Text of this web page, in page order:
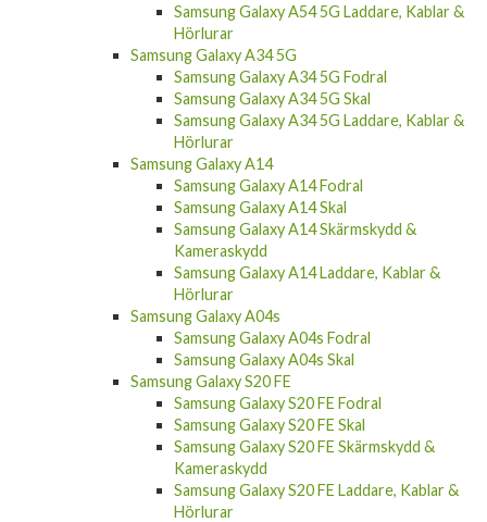
Hörlurar
Samsung Galaxy A34 5G
Samsung Galaxy A34 5G Fodral
Samsung Galaxy A34 5G Skal
Samsung Galaxy A34 5G Laddare, Kablar &
Hörlurar
Samsung Galaxy A14
Samsung Galaxy A14 Fodral
Samsung Galaxy A14 Skal
Samsung Galaxy A14 Skärmskydd &
Kameraskydd
Samsung Galaxy A14 Laddare, Kablar &
Hörlurar
Samsung Galaxy A04s
Samsung Galaxy A04s Fodral
Samsung Galaxy A04s Skal
Samsung Galaxy S20 FE
Samsung Galaxy S20 FE Fodral
Samsung Galaxy S20 FE Skal
Samsung Galaxy S20 FE Skärmskydd &
Kameraskydd
Samsung Galaxy S20 FE Laddare, Kablar &
Hörlurar
Samsung Galaxy S21 FE